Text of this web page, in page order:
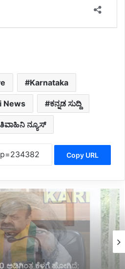
Karnataka
News ಕನ್ನಡ ಸುದ್ದಿ
ನ್ಯೂಸ್
Copy URL
ಪಡೆದ ಸರ್ಕಾರದ ನಡೆ